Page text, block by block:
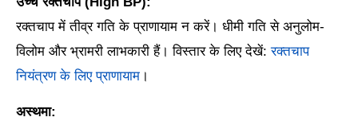
रक्तचाप में तीव्र गति के प्राणायाम न करें। धीमी गति से अनुलोम-
विलोम और भ्रामरी लाभकारी हैं। विस्तार के लिए देखें:रक्तचाप
नियंत्रण के लिए प्राणायाम ।
अस्थमा: